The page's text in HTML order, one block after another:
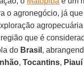
o agronegócio, já
agropecuária
que é
do Brasil ,
,Tocantins, Piauí